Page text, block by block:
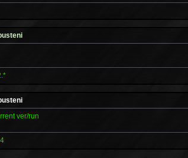
ver/run